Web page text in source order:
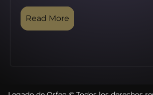
Read More